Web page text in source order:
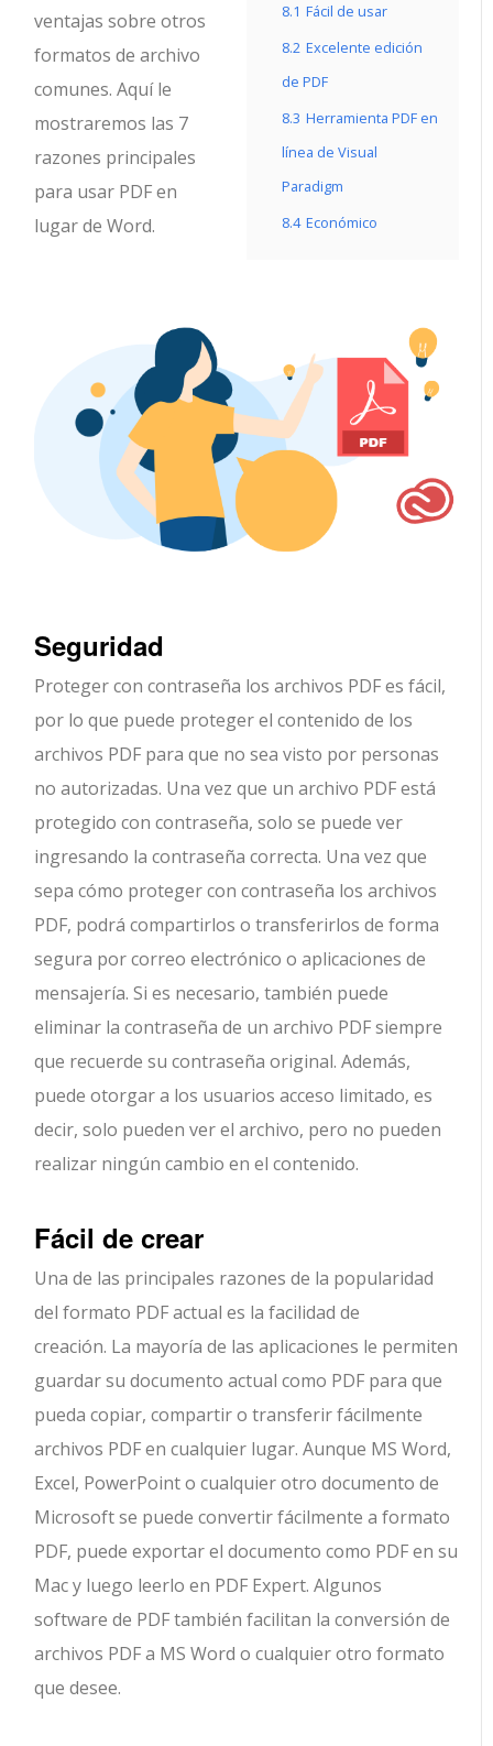
8.1 Fácil de usar
8.2 Excelente edición
de PDF
8.3 Herramienta PDF en
línea de Visual
Paradigm
8.4 Económico
ventajas sobre otros
formatos de archivo
comunes. Aquí le
mostraremos las 7
razones principales
para usar PDF en
lugar de Word.
Seguridad
Proteger con contraseña los archivos PDF es fácil,
por lo que puede proteger el contenido de los
archivos PDF para que no sea visto por personas
no autorizadas. Una vez que un archivo PDF está
protegido con contraseña, solo se puede ver
ingresando la contraseña correcta. Una vez que
sepa cómo proteger con contraseña los archivos
PDF, podrá compartirlos o transferirlos de forma
segura por correo electrónico o aplicaciones de
mensajería. Si es necesario, también puede
eliminar la contraseña de un archivo PDF siempre
que recuerde su contraseña original. Además,
puede otorgar a los usuarios acceso limitado, es
decir, solo pueden ver el archivo, pero no pueden
realizar ningún cambio en el contenido.
Fácil de crear
Una de las principales razones de la popularidad
del formato PDF actual es la facilidad de
creación. La mayoría de las aplicaciones le permiten
guardar su documento actual como PDF para que
pueda copiar, compartir o transferir fácilmente
archivos PDF en cualquier lugar. Aunque MS Word,
Excel, PowerPoint o cualquier otro documento de
Microsoft se puede convertir fácilmente a formato
PDF, puede exportar el documento como PDF en su
Mac y luego leerlo en PDF Expert. Algunos
software de PDF también facilitan la conversión de
archivos PDF a MS Word o cualquier otro formato
que desee.